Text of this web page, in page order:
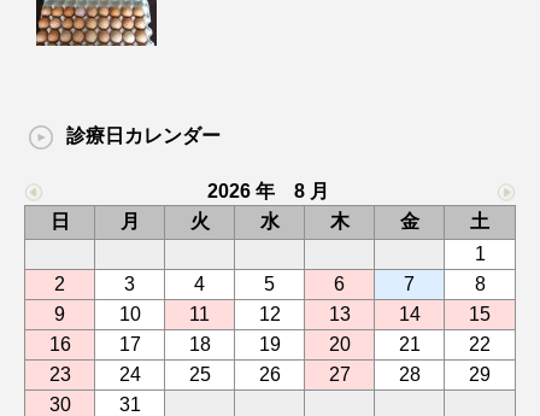
診療日カレンダー
2026 年 8 月
日
月 火 水 木 金
土
1
2
3 4 5 6 7
8
9
10 11 12 13 14
15
16
17 18 19 20 21
22
23
24 25 26 27 28
29
30
31